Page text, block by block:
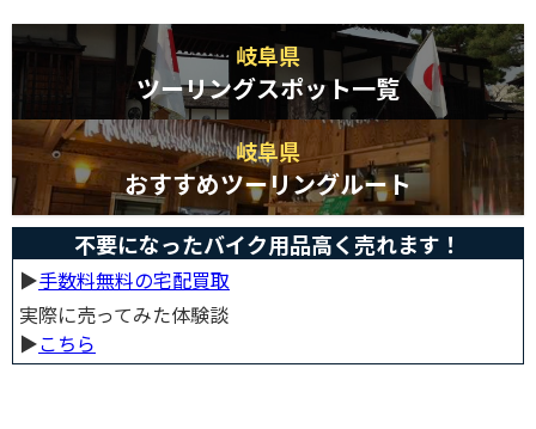
岐阜県
ツーリングスポット一覧
岐阜県
おすすめツーリングルート
不要になったバイク用品高く売れます！
▶︎手数料無料の宅配買取
実際に売ってみた体験談
▶︎こちら